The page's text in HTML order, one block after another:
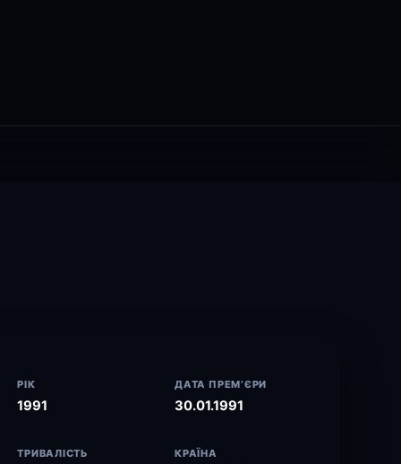
РІК
1991
ДАТА ПРЕМ’ЄРИ
30.01.1991
ТРИВАЛІСТЬ КРАЇНА